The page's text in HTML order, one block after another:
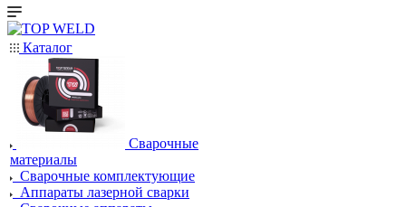
Каталог
Сварочные
материалы
Сварочные комплектующие
Аппараты лазерной сварки